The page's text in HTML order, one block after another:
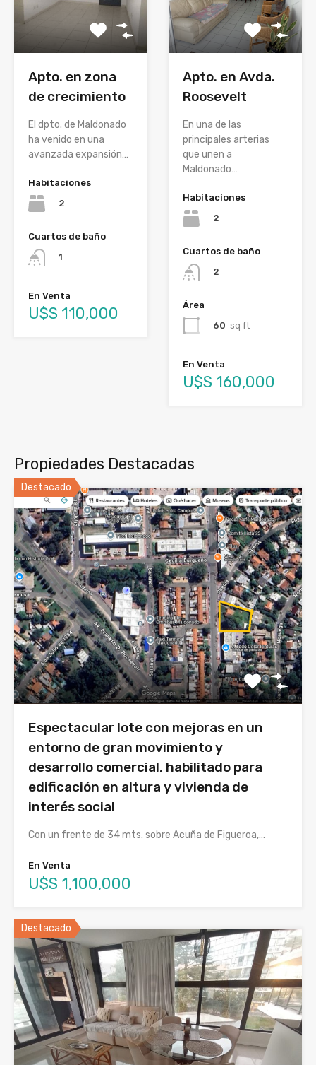
Apto. en zona
de crecimiento
El dpto. de Maldonado
ha venido en una
avanzada expansión…
Habitaciones
2
Cuartos de baño
1
En Venta
U$S 110,000
Apto. en Avda.
Roosevelt
En una de las
principales arterias
que unen a
Maldonado…
Habitaciones
2
Cuartos de baño
2
Área
60 sq ft
En Venta
U$S 160,000
Propiedades Destacadas
Destacado
Espectacular lote con mejoras en un
entorno de gran movimiento y
desarrollo comercial, habilitado para
edificación en altura y vivienda de
interés social
Con un frente de 34 mts. sobre Acuña de Figueroa,…
En Venta
U$S 1,100,000
Destacado